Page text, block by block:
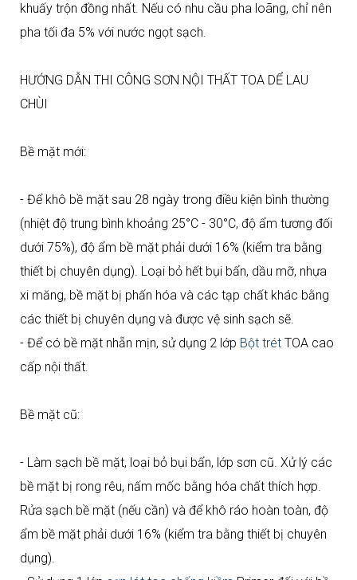
khuấy trộn đồng nhất. Nếu có nhu cầu pha loãng, chỉ nên
pha tối đa 5% với nước ngọt sạch.
HƯỚNG DẪN THI CÔNG SƠN NỘI THẤT TOA DỂ LAU
CHÙI
Bề mặt mới:
- Để khô bề mặt sau 28 ngày trong điều kiện bình thường
(nhiệt độ trung bình khoảng 25°C - 30°C, độ ẩm tương đối
dưới 75%), độ ẩm bề mặt phải dưới 16% (kiểm tra bằng
thiết bị chuyên dụng). Loại bỏ hết bụi bẩn, dầu mỡ, nhựa
xi măng, bề mặt bị phấn hóa và các tạp chất khác bằng
các thiết bị chuyên dụng và được vệ sinh sạch sẽ.
- Để có bề mặt nhẵn mịn, sử dụng 2 lớp Bột trét TOA cao
cấp nội thất.
Bề mặt cũ:
- Làm sạch bề mặt, loại bỏ bụi bẩn, lớp sơn cũ. Xử lý các
bề mặt bị rong rêu, nấm mốc bằng hóa chất thích hợp.
Rửa sạch bề mặt (nếu cần) và để khô ráo hoàn toàn, độ
ẩm bề mặt phải dưới 16% (kiểm tra bằng thiết bị chuyên
dụng).